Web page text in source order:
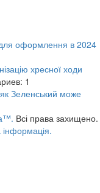
оформлення в 2024
хресної ходи
1
Зеленський може
Всі права захищено.